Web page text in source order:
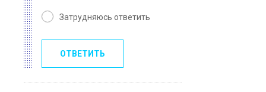
Затрудняюсь ответить
ОТВЕТИТЬ